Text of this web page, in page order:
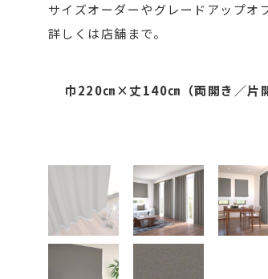
サイズオーダーやグレードアップオ
詳しくは店舗まで。
巾220㎝×丈140㎝（両開き／片